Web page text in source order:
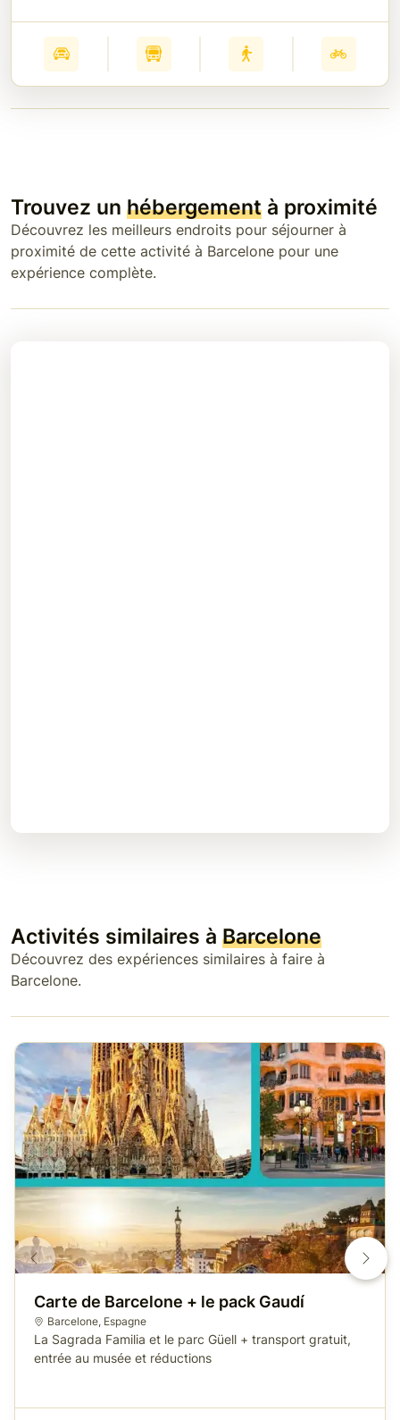
Trouvez un hébergement à proximité
Découvrez les meilleurs endroits pour séjourner à
proximité de cette activité à Barcelone pour une
expérience complète.
Activités similaires à Barcelone
Découvrez des expériences similaires à faire à
Barcelone.
Carte de Barcelone + le pack Gaudí
Barcelone, Espagne
La Sagrada Familia et le parc Güell + transport gratuit,
entrée au musée et réductions